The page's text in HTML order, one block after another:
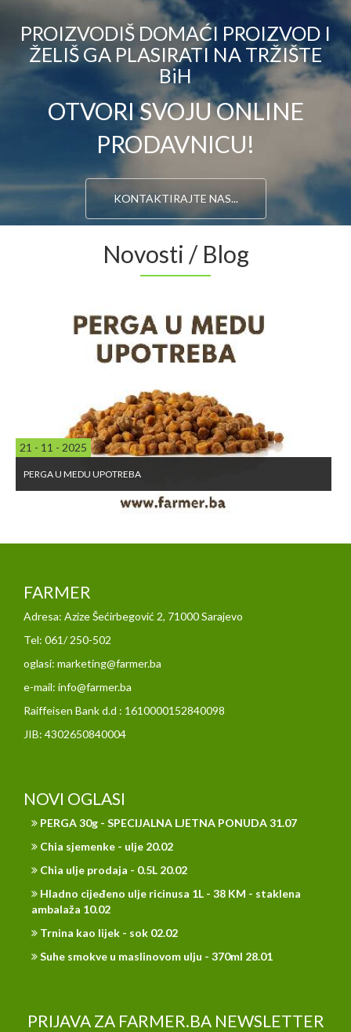
PROIZVODIŠ DOMAĆI PROIZVOD I
ŽELIŠ GA PLASIRATI NA TRŽIŠTE
BiH
OTVORI SVOJU ONLINE
PRODAVNICU!
KONTAKTIRAJTE NAS...
Novosti / Blog
21 - 11 - 2025
PERGA U MEDU UPOTREBA
FARMER
Adresa: Azize Šećirbegović 2, 71000 Sarajevo
Tel: 061/ 250-502
oglasi: marketing@farmer.ba
e-mail: info@farmer.ba
Raiffeisen Bank d.d : 1610000152840098
JIB: 4302650840004
NOVI OGLASI
PERGA 30g - SPECIJALNA LJETNA PONUDA 31.07
Chia sjemenke - ulje 20.02
Chia ulje prodaja - 0.5L 20.02
Hladno cijeđeno ulje ricinusa 1L - 38 KM - staklena
ambalaža 10.02
Trnina kao lijek - sok 02.02
Suhe smokve u maslinovom ulju - 370ml 28.01
PRIJAVA ZA FARMER.BA NEWSLETTER